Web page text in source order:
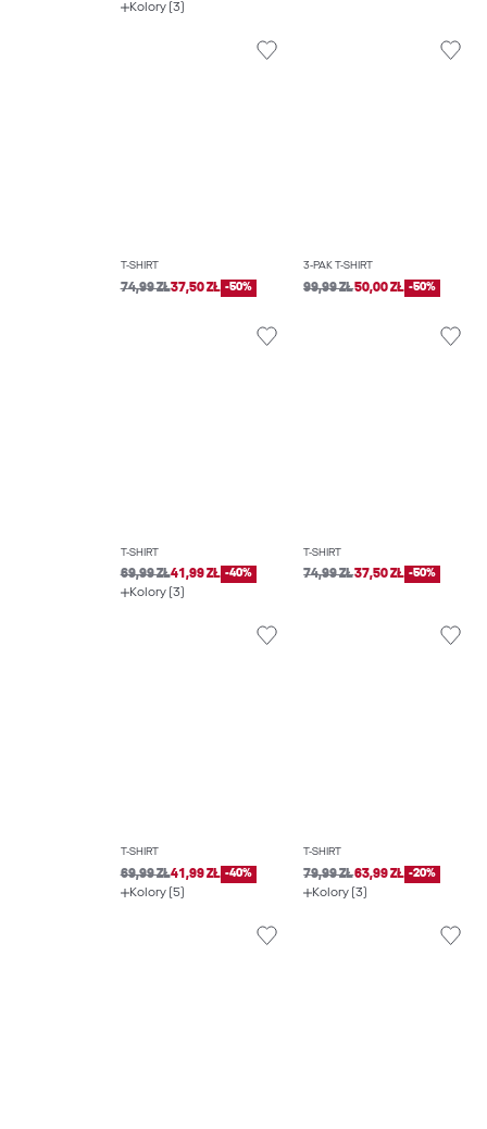
Kolory (3)
T-SHIRT
74,99 ZŁ37,50 ZŁ -50%
3-PAK T-SHIRT
99,99 ZŁ50,00 ZŁ -50%
T-SHIRT
69,99 ZŁ41,99 ZŁ -40%
Kolory (3)
T-SHIRT
74,99 ZŁ37,50 ZŁ -50%
T-SHIRT
69,99 ZŁ41,99 ZŁ -40%
Kolory (5)
T-SHIRT
79,99 ZŁ63,99 ZŁ -20%
Kolory (3)